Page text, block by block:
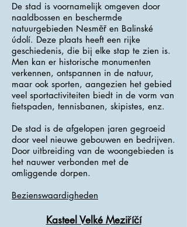
De stad is voornamelijk omgeven door
naaldbossen en beschermde
natuurgebieden Nesměř en Balinské
údolí. Deze plaats heeft een rijke
geschiedenis, die bij elke stap te zien is.
Men kan er historische monumenten
verkennen, ontspannen in de natuur,
maar ook sporten, aangezien het gebied
veel sportactiviteiten biedt in de vorm van
fietspaden, tennisbanen, skipistes, enz.
De stad is de afgelopen jaren gegroeid
door veel nieuwe gebouwen en bedrijven.
Door uitbreiding van de woongebieden is
het nauwer verbonden met de
omliggende dorpen.
Bezienswaardigheden
Kasteel Velké Meziříčí